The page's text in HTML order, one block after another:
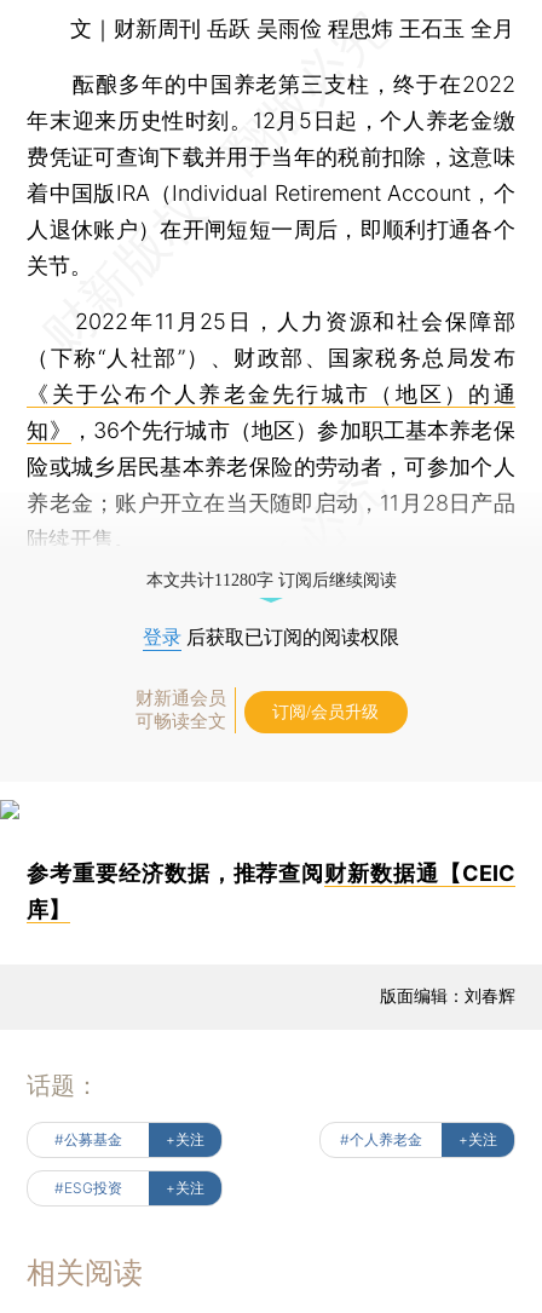
文｜财新周刊 岳跃 吴雨俭 程思炜 王石玉 全月
酝酿多年的中国养老第三支柱，终于在2022
年末迎来历史性时刻。12月5日起，个人养老金缴
费凭证可查询下载并用于当年的税前扣除，这意味
着中国版IRA（Individual Retirement Account，个
人退休账户）在开闸短短一周后，即顺利打通各个
关节。
2022年11月25日，人力资源和社会保障部
（下称“人社部”）、财政部、国家税务总局发布
《关于公布个人养老金先行城市（地区）的通
知》
，36个先行城市（地区）参加职工基本养老保
险或城乡居民基本养老保险的劳动者，可参加个人
养老金；账户开立在当天随即启动，11月28日产品
陆续开售。
本文共计11280字 订阅后继续阅读
登录 后获取已订阅的阅读权限
财新通会员
可畅读全文
订阅/会员升级
参考重要经济数据，推荐查阅财新数据通【CEIC
库】
版面编辑：刘春辉
话题：
#公募基金 +关注 #个人养老金 +关注
#ESG投资 +关注
相关阅读